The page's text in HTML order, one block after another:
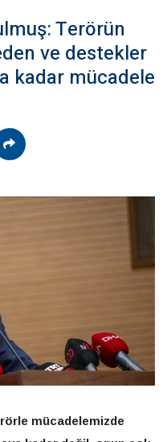
Terörün
ve destekler
kadar mücadele
mücadelemizde